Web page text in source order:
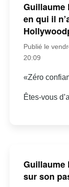
Guillaume
en qui il
Publié le
20:09
«Zéro
Êtes-vous
Guillaume
sur son